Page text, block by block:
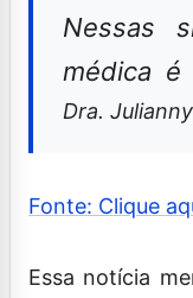
Nessas
médica é
Dra.
Fonte: Clique
Essa notícia